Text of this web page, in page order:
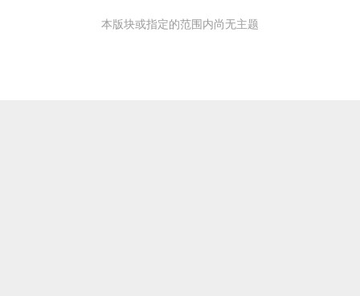
本版块或指定的范围内尚无主题